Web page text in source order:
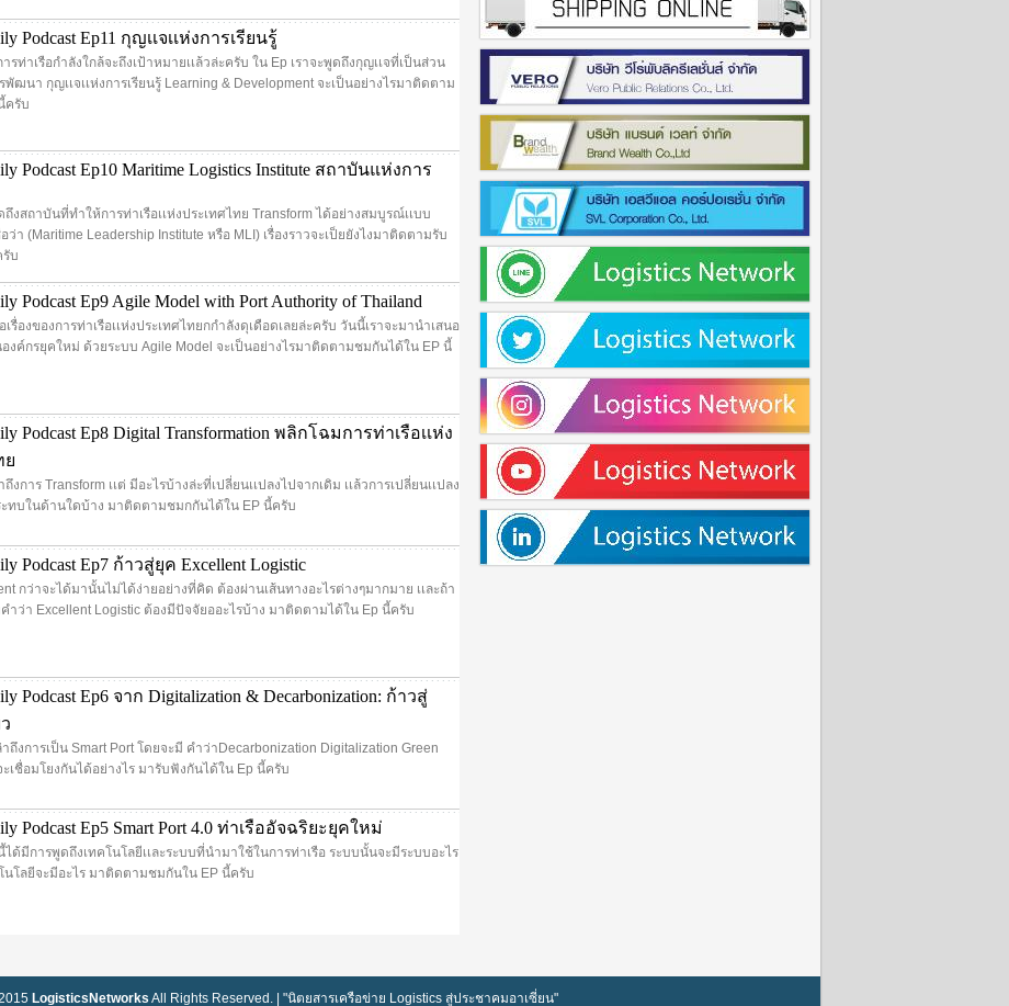
Podcast Ep11 กุญเเจเเห่งการเรียนรู้
ารท่าเรือกำลังใกล้จะถึงเป้าหมายเเล้วล่ะครับ ใน Ep เราจะพูดถึงกุญเเจที่เป็นส่วน
ฒนา กุญเเจเเห่งการเรียนรู้ Learning & Development จะเป็นอย่างไรมาติดตาม
ครับ
Podcast Ep10 Maritime Logistics Institute สถาบันแห่งการ
งสถาบันที่ทำให้การท่าเรือเเห่งประเทศไทย Transform ได้อย่างสมบูรณ์เเบบ
า (Maritime Leadership Institute หรือ MLI) เรื่องราวจะเป็ยยังไงมาติดตามรับ
รับ
Podcast Ep9 Agile Model with Port Authority of Thailand
เรื่องของการท่าเรือเเห่งประเทศไทยกกำลังดุเดือดเลยล่ะครับ วันนี้เราจะมานำเสนอ
งค์กรยุคใหม่ ด้วยระบบ Agile Model จะเป็นอย่างไรมาติดตามชมกันได้ใน EP นี้
Podcast Ep8 Digital Transformation พลิกโฉมการท่าเรือเเห่ง
ย
ถึงการ Transform เเต่ มีอะไรบ้างล่ะที่เปลี่ยนเเปลงไปจากเดิม เเล้วการเปลี่ยนเเปลง
ะทบในด้านใดบ้าง มาติดตามชมกกันได้ใน EP นี้ครับ
Podcast Ep7 ก้าวสู่ยุค Excellent Logistic
กว่าจะได้มานั้นไม่ได้ง่ายอย่างที่คิด ต้องผ่านเส้นทางอะไรต่างๆมากมาย เเละถ้า
ำว่า Excellent Logistic ต้องมีปัจจัยออะไรบ้าง มาติดตามได้ใน Ep นี้ครับ
Podcast Ep6 จาก Digitalization & Decarbonization: ก้าวสู่
าถึงการเป็น Smart Port โดยจะมี คำว่าDecarbonization Digitalization Green
ะเชื่อมโยงกันได้อย่างไร มารับฟังกันได้ใน Ep นี้ครับ
Podcast Ep5 Smart Port 4.0 ท่าเรืออัจฉริยะยุคใหม่
ได้มีการพูดถึงเทคโนโลยีเเละระบบที่นำมาใช้ในการท่าเรือ ระบบนั้นจะมีระบบอะไร
โนโลยีจะมีอะไร มาติดตามชมกันใน EP นี้ครับ
LogisticsNetworks All Rights Reserved. | "นิตยสารเครือข่าย Logistics สู่ประชาคมอาเซี่ยน"